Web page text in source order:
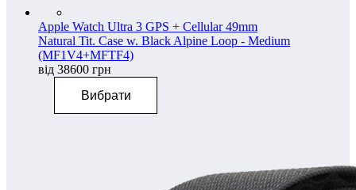
Apple Watch Ultra 3 GPS + Cellular 49mm
Natural Tit. Case w. Black Alpine Loop - Medium
(MF1V4+MFTF4)
від 38600 грн
Вибрати